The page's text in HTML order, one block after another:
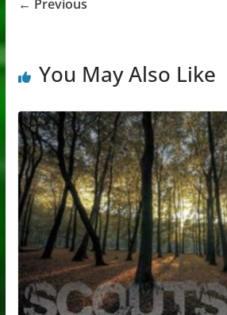
← Previous
You May Also Like